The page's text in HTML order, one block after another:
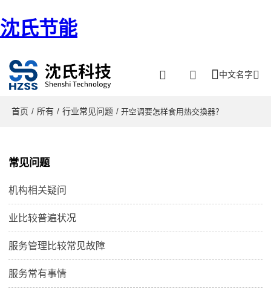
沈氏节能
中文名字
首页 / 所有 / 行业常见问题 / 开空调要怎样食用热交換器？
常见问题
机构相关疑问
业比较普遍状况
服务管理比较常见故障
服务常有事情